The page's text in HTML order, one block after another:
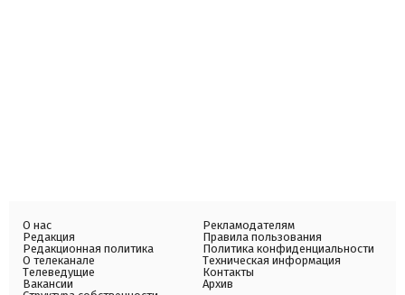
О нас
Редакция
Редакционная политика
О телеканале
Телеведущие
Вакансии
Рекламодателям
Правила пользования
Политика конфиденциальности
Техническая информация
Контакты
Архив